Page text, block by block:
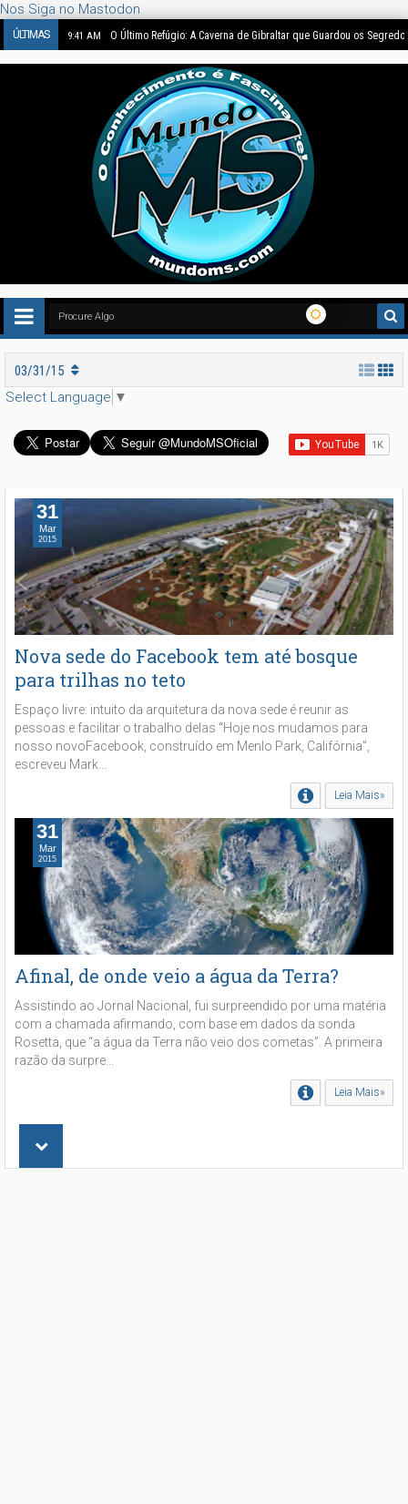
Nos Siga no Mastodon
ÚLTIMAS 9:41 AM O Último Refúgio: A Caverna de Gibraltar que Guardou os
03/31/15
Select Language ▼
Nova sede do Facebook tem até bosque
para trilhas no teto
Espaço livre: intuito da arquitetura da nova sede é reunir as
pessoas e facilitar o trabalho delas “Hoje nos mudamos para
nosso novoFacebook, construído em Menlo Park, Califórnia”,
escreveu Mark...
Leia Mais»
31
Mar
2015
Afinal, de onde veio a água da Terra?
Assistindo ao Jornal Nacional, fui surpreendido por uma matéria
com a chamada afirmando, com base em dados da sonda
Rosetta, que “a água da Terra não veio dos cometas”. A primeira
razão da surpre...
Leia Mais»
31
Mar
2015